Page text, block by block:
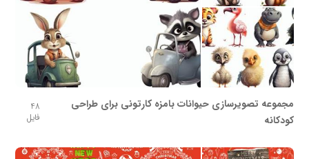
مجموعه تصویرسازی حیوانات بامزه کارتونی برای طراحی
کودکانه
48
فایل